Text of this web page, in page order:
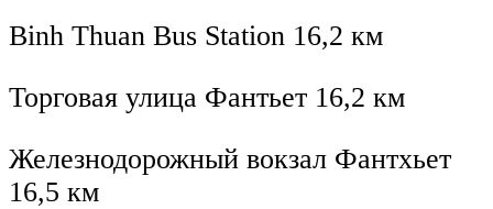
Binh Thuan Bus Station 16,2 км
Торговая улица Фантьет 16,2 км
Железнодорожный вокзал Фантхьет
16,5 км